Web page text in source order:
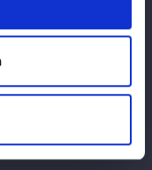
アプリSTOMPING
20』大会結果詳細